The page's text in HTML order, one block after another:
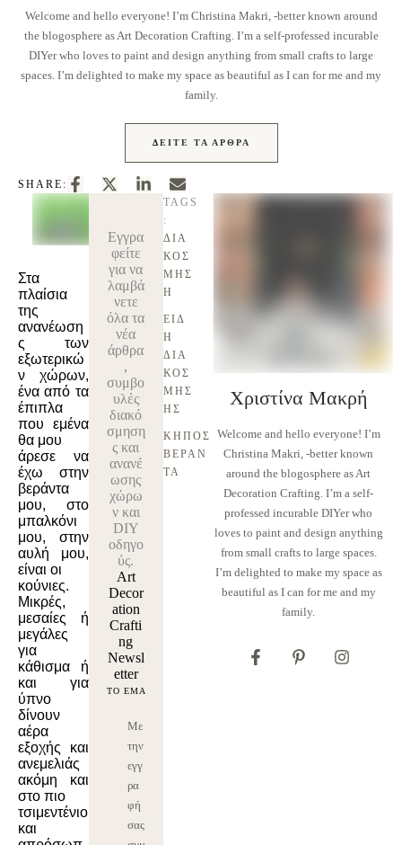
Welcome and hello everyone! I’m Christina Makri, -better known around
the blogosphere as Art Decoration Crafting. I’m a self-professed incurable
DIYer who loves to paint and design anything from small crafts to large
spaces. I’m delighted to make my space as beautiful as I can for me and my
family.
ΔΕΊΤΕ ΤΑ ΆΡΘΡΑ
SHARE:
Στα
πλαίσια
της
ανανέωση
ς των
εξωτερικώ
ν χώρων,
ένα από τα
έπιπλα
που εμένα
θα μου
άρεσε να
έχω στην
βεράντα
μου, στο
μπαλκόνι
μου, στην
αυλή μου,
είναι οι
κούνιες.
Μικρές,
μεσαίες ή
μεγάλες
για
κάθισμα ή
και για
ύπνο
δίνουν
αέρα
εξοχής και
ανεμελιάς
ακόμη και
στο πιο
τσιμεντένιο
και
Εγγρα
φείτε
για να
λαμβά
νετε
όλα τα
νέα
άρθρα
,
συμβο
υλές
διακό
σμηση
ς και
ανανέ
ωσης
χώρω
ν και
DIY
οδηγο
ύς.
Art
Decor
ation
Crafti
ng
Newsl
etter
Με
την
εγγ
ρα
φή
σας
TAGS
:
ΔΙΑ
ΚΌΣ
ΜΗΣ
Η
ΕΊΔ
Η
ΔΙΑ
ΚΌΣ
ΜΗΣ
ΗΣ
ΚΉΠΟΣ
ΒΕΡΆΝ
ΤΑ
Χριστίνα Μακρή
Welcome and hello everyone! I’m
Christina Makri, -better known
around the blogosphere as Art
Decoration Crafting. I’m a self-
professed incurable DIYer who
loves to paint and design anything
from small crafts to large spaces.
I’m delighted to make my space as
beautiful as I can for me and my
family.